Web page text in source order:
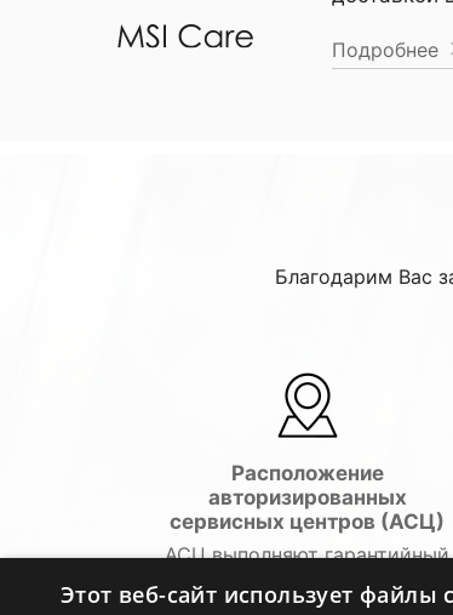
Подробнее
Благодарим Вас
Расположение
авторизированных
сервисных центров (АСЦ)
АСЦ выполняют гарантийный
ремонт и не являются
Этот веб-сайт использует файлы